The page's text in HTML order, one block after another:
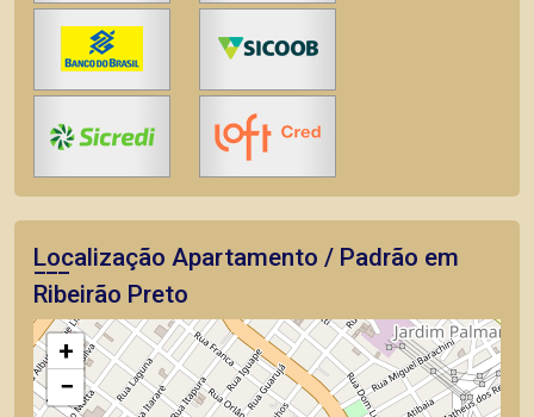
Localização Apartamento / Padrão em
Ribeirão Preto
+
−